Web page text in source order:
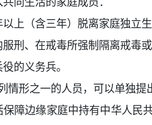
以上（含三年）脱离家庭独立
服刑、在戒毒所强制隔离戒毒
的义务兵。
情形之一的人员，可以单独提
保障边缘家庭中持有中华人